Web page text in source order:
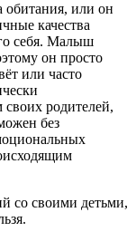
обитания, или он
качества
себя. Малыш
он просто
или часто
своих родителей,
без
со своими детьми,